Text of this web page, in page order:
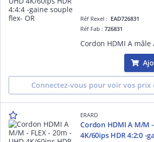
Réf Rexel : EAD726831
Réf Fab :726831
Connectez-vous pour voir vos prix
ERARD
Cordon HDMI A M/M
4K/60ips HDR 4:2:0 -